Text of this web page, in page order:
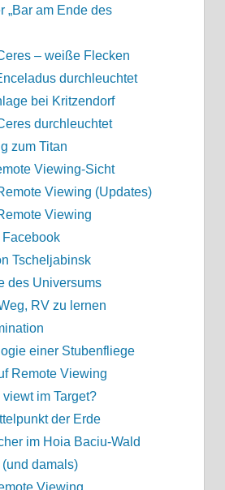
„Bar am Ende des
– weiße Flecken
durchleuchtet
bei Kritzendorf
durchleuchtet
zum Titan
Viewing-Sicht
Viewing (Updates)
Viewing
Tscheljabinsk
des Universums
RV zu lernen
einer Stubenfliege
Remote Viewing
im Target?
der Erde
im Hoia Baciu-Wald
damals)